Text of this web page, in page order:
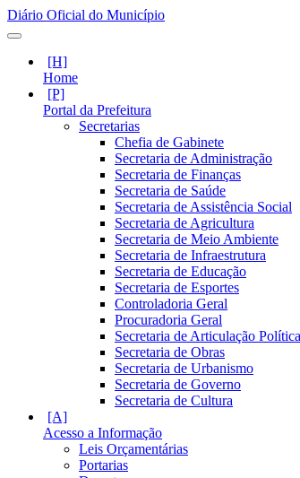
Diário Oficial do Município
Home
Portal da Prefeitura
Secretarias
Chefia de Gabinete
Secretaria de Administração
Secretaria de Finanças
Secretaria de Saúde
Secretaria de Assistência Social
Secretaria de Agricultura
Secretaria de Meio Ambiente
Secretaria de Infraestrutura
Secretaria de Educação
Secretaria de Esportes
Controladoria Geral
Procuradoria Geral
Secretaria de Articulação Política
Secretaria de Obras
Secretaria de Urbanismo
Secretaria de Governo
Secretaria de Cultura
Acesso a Informação
Leis Orçamentárias
Portarias